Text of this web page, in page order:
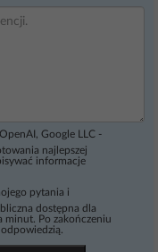
Google LLC -
najlepszej
informacje
pytania i
dostępna dla
minut. Po zakończeniu